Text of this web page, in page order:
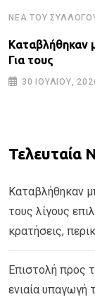
ΝΈΑ ΤΟΥ
Καταβλήθηκαν
Για τους
30 ΙΟΥΛΊΟΥ,
Τελευταία
Καταβλήθηκαν
τους λίγους
κρατήσεις,
Επιστολή προς
ενιαία υπαγωγή